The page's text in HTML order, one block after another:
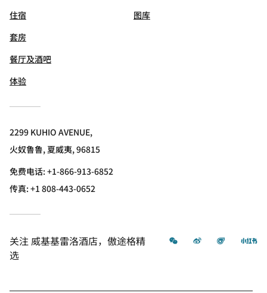
住宿
套房
餐厅及酒吧
体验
图库
2299 KUHIO AVENUE,
火奴鲁鲁, 夏威夷, 96815
免费电话:+1-866-913-6852
传真:+1 808-443-0652
关注 威基基雷洛酒店，傲途格精
选
微信 微博 飞猪